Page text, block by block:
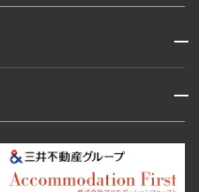
開閉
橋
三田・芝・浜松町
洲
本郷・春日・小石川
開閉
区 台東区 墨田区
中野区
練馬区 荒川区
足立区